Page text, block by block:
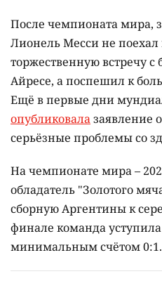
После чемпионата мира,
Лионель Месси не
торжественную встречу
Айресе, а поспешил к
Ещё в первые дни
опубликовалазаявление
серьёзные проблемы со
На чемпионате мира –
обладатель "Золотого
сборную Аргентины к
финале команда
минимальным счётом 0:1.